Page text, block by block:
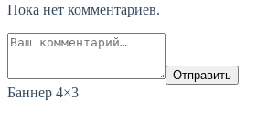
Пока нет комментариев.
Отправить
Баннер 4×3